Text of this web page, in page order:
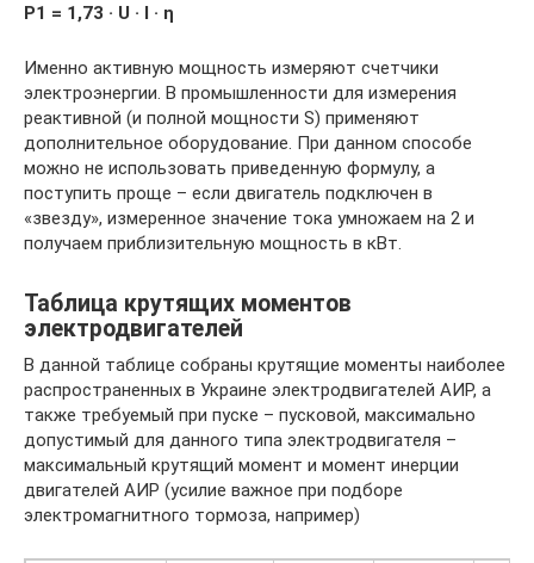
Р1 = 1,73 · U · I · ƞ
Именно активную мощность измеряют счетчики
электроэнергии. В промышленности для измерения
реактивной (и полной мощности S) применяют
дополнительное оборудование. При данном способе
можно не использовать приведенную формулу, а
поступить проще – если двигатель подключен в
«звезду», измеренное значение тока умножаем на 2 и
получаем приблизительную мощность в кВт.
Таблица крутящих моментов
электродвигателей
В данной таблице собраны крутящие моменты наиболее
распространенных в Украине электродвигателей АИР, а
также требуемый при пуске – пусковой, максимально
допустимый для данного типа электродвигателя –
максимальный крутящий момент и момент инерции
двигателей АИР (усилие важное при подборе
электромагнитного тормоза, например)